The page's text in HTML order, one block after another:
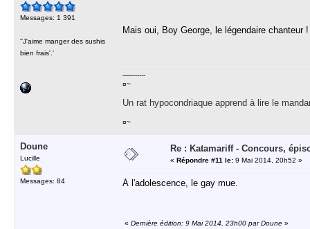
Messages: 1 391
''J'aime manger des sushis
bien frais'.'
Mais oui, Boy George, le légendaire chanteur !
-----------
¤~
Un rat hypocondriaque apprend à lire le
¤~
Doune
Lucille
Messages: 84
Re : Katamariff - Concours,
« Répondre #11 le: 9 Mai 2014, 20h52 »
À l'adolescence, le gay mue.
« Dernière édition: 9 Mai 2014, 23h00 par Doune »